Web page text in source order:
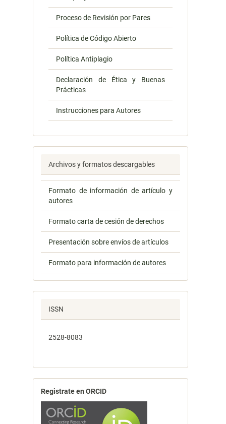
Proceso de Revisión por Pares
Política de Código Abierto
Política Antiplagio
Declaración de Ética y Buenas
Prácticas
Instrucciones para Autores
Archivos y formatos descargables
Formato de información de artículo y
autores
Formato carta de cesión de derechos
Presentación sobre envíos de artículos
Formato para información de autores
ISSN
2528-8083
Registrate en ORCID